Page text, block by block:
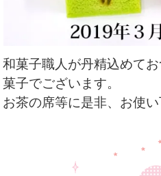
和菓子職人が丹精込めて
菓子でございます。
お茶の席等に是非、お使い